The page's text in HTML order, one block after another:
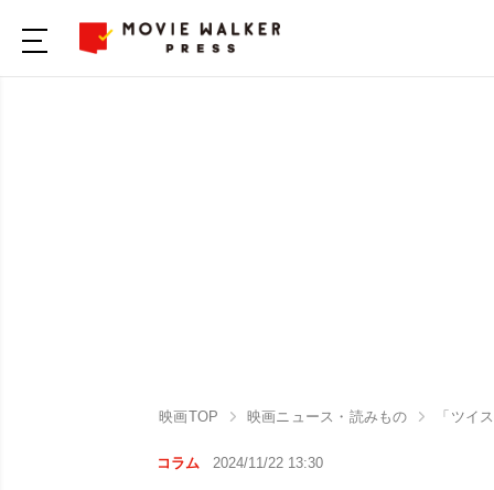
映画TOP 映画ニュース・読みもの 「ツイ
コラム 2024/11/22 13:30